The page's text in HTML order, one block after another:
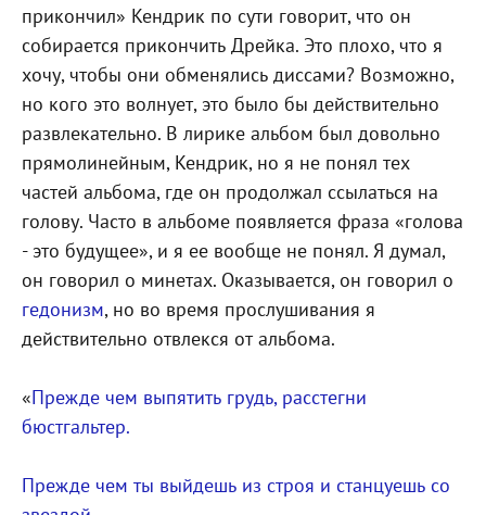
прикончил» Кендрик по сути говорит, что он
собирается прикончить Дрейка. Это плохо, что я
хочу, чтобы они обменялись диссами? Возможно,
но кого это волнует, это было бы действительно
развлекательно. В лирике альбом был довольно
прямолинейным, Кендрик, но я не понял тех
частей альбома, где он продолжал ссылаться на
голову. Часто в альбоме появляется фраза «голова
- это будущее», и я ее вообще не понял. Я думал,
он говорил о минетах. Оказывается, он говорил о
гедонизм, но во время прослушивания я
действительно отвлекся от альбома.
«Прежде чем выпятить грудь, расстегни
бюстгальтер.
Прежде чем ты выйдешь из строя и станцуешь со